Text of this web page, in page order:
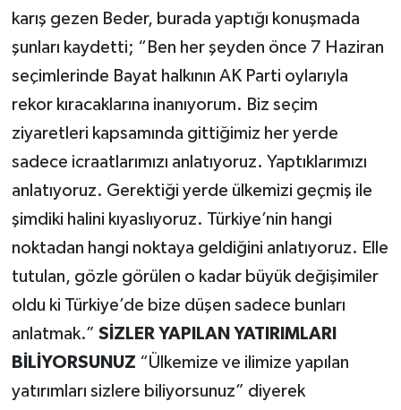
karış gezen Beder, burada yaptığı konuşmada
şunları kaydetti; “Ben her şeyden önce 7 Haziran
seçimlerinde Bayat halkının AK Parti oylarıyla
rekor kıracaklarına inanıyorum. Biz seçim
ziyaretleri kapsamında gittiğimiz her yerde
sadece icraatlarımızı anlatıyoruz. Yaptıklarımızı
anlatıyoruz. Gerektiği yerde ülkemizi geçmiş ile
şimdiki halini kıyaslıyoruz. Türkiye’nin hangi
noktadan hangi noktaya geldiğini anlatıyoruz. Elle
tutulan, gözle görülen o kadar büyük değişimiler
oldu ki Türkiye’de bize düşen sadece bunları
anlatmak.” SİZLER YAPILAN YATIRIMLARI
BİLİYORSUNUZ “Ülkemize ve ilimize yapılan
yatırımları sizlere biliyorsunuz” diyerek